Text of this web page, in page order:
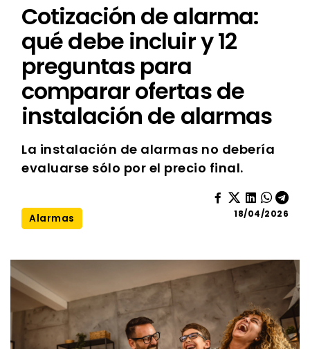
Cotización de alarma:
qué debe incluir y 12
preguntas para
comparar ofertas de
instalación de alarmas
La instalación de alarmas no debería
evaluarse sólo por el precio final.
Alarmas 18/04/2026